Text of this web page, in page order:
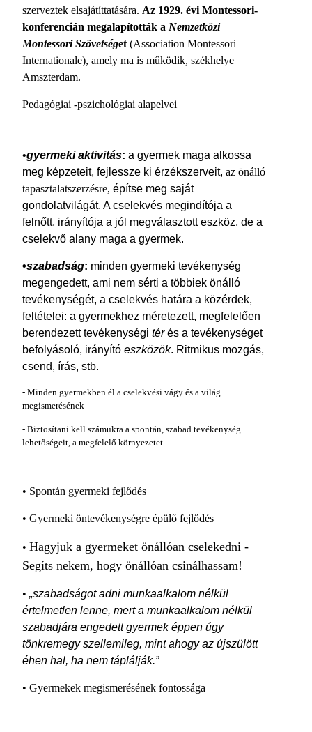
szerveztek elsajátíttatására. Az 1929. évi Montessori-
konferencián megalapították a Nemzetközi
Montessori Szövetséget (Association Montessori
Internationale), amely ma is mûködik, székhelye
Amszterdam.
Pedagógiai -pszichológiai alapelvei
•gyermeki aktivitás: a gyermek maga alkossa
meg képzeteit, fejlessze ki érzékszerveit, az önálló
tapasztalatszerzésre, építse meg saját
gondolatvilágát. A cselekvés megindítója a
felnőtt, irányítója a jól megválasztott eszköz, de a
cselekvő alany maga a gyermek.
•szabadság: minden gyermeki tevékenység
megengedett, ami nem sérti a többiek önálló
tevékenységét, a cselekvés határa a közérdek,
feltételei: a gyermekhez méretezett, megfelelően
berendezett tevékenységi térés a tevékenységet
befolyásoló, irányító eszközök. Ritmikus mozgás,
csend, írás, stb.
- Minden gyermekben él a cselekvési vágy és a világ
megismerésének
- Biztosítani kell számukra a spontán, szabad tevékenység
lehetőségeit, a megfelelő környezetet
• Spontán gyermeki fejlődés
• Gyermeki öntevékenységre épülő fejlődés
• Hagyjuk a gyermeket önállóan cselekedni -
Segíts nekem, hogy önállóan csinálhassam!
• „szabadságot adni munkaalkalom nélkül
értelmetlen lenne, mert a munkaalkalom nélkül
szabadjára engedett gyermek éppen úgy
tönkremegy szellemileg, mint ahogy az újszülött
éhen hal, ha nem táplálják.”
• Gyermekek megismerésének fontossága